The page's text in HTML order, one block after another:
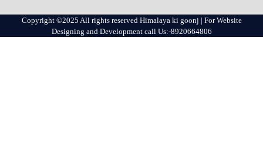
Copyright ©2025 All rights reserved Himalaya ki goonj | For Website
Designing and Development call Us:-8920664806